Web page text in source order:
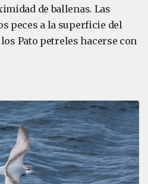
de ballenas. Las
peces a la superficie del
Pato petreles hacerse con